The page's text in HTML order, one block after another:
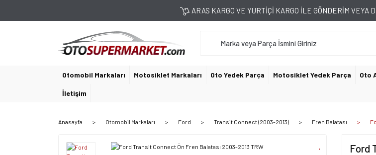
ARAS KARGO VE YURTİÇİ KARGO İLE GÖNDERİM VEYA
Otomobil Markaları Motosiklet Markaları Oto Yedek Parça Motosiklet Yedek Parça Oto
İletişim
Anasayfa Otomobil Markaları Ford Transit Connect (2003-2013) Fren Balatası
Ford